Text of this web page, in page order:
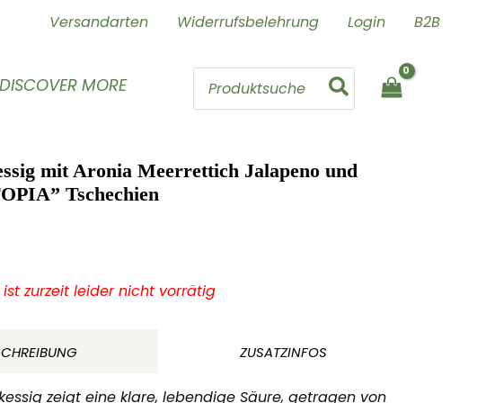
Versandarten Widerrufsbelehrung Login B2B
DISCOVER MORE
Search
mit Aronia Meerrettich Jalapeno und
Tschechien
ist zurzeit leider nicht vorrätig
ZUSATZINFOS
zeigt eine klare, lebendige Säure, getragen von